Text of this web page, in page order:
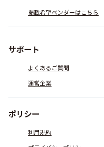
掲載希望ベンダーはこちら
サポート
よくあるご質問
運営企業
ポリシー
利用規約